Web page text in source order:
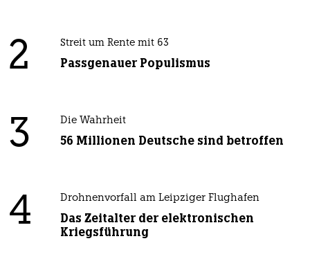
2 Streit um Rente mit 63
Passgenauer Populismus
3 Die Wahrheit
56 Millionen Deutsche sind betroffen
4 Drohnenvorfall am Leipziger Flughafen
Das Zeitalter der elektronischen
Kriegsführung